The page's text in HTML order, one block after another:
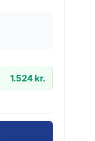
1.524 kr.